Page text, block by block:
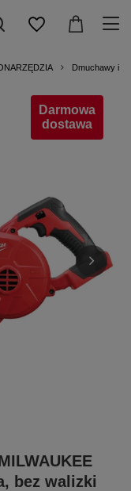
Dmuchawy i
Darmowa
dostawa
bez walizki